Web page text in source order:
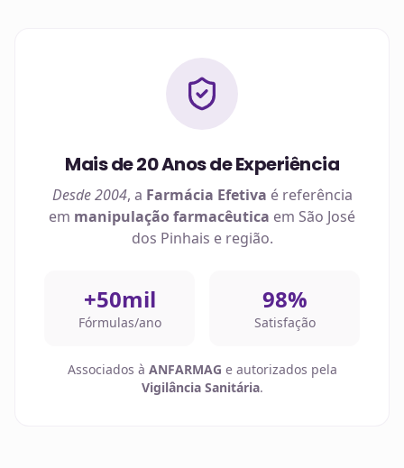
Mais de 20 Anos de Experiência
Desde 2004, a Farmácia Efetiva é referência
em manipulação farmacêutica em São José
dos Pinhais e região.
+50mil
Fórmulas/ano
98%
Satisfação
Associados à ANFARMAG e autorizados pela
Vigilância Sanitária.